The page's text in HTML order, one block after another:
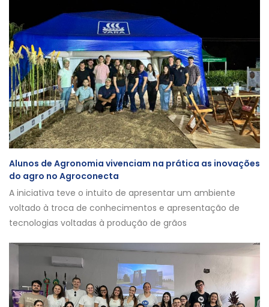
Alunos de Agronomia vivenciam na prática as inovações
do agro no Agroconecta
A iniciativa teve o intuito de apresentar um ambiente
voltado à troca de conhecimentos e apresentação de
tecnologias voltadas à produção de grãos